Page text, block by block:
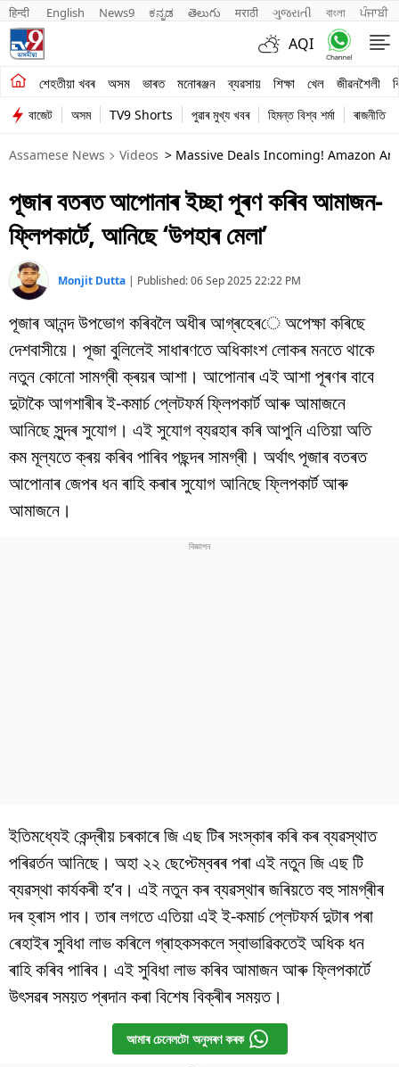
हिन्दी English News9 ಕನ್ನಡ తెలుగు मराठी ગુજરાતી বাংলা ਪੰਜਾਬੀ
AQI
শেহতীয়া খবৰ অসম ভাৰত মনোৰঞ্জন ব্যৱসায় শিক্ষা খেল জীৱনশৈলী
শেহতীয়া খবৰ
অসম
ভাৰত
মনোৰঞ্জন
ব্যৱসায়
শিক্ষা
খেল
বিশ্ব
প্ৰযুক্তি
Videos
বাজেট অসম TV9 Shorts পুৱাৰ মুখ্য খবৰ হিমন্ত বিশ্ব শৰ্মা ৰাজনীতি
Assamese News Videos > Massive Deals Incoming! Amazon
পূজাৰ বতৰত আপোনাৰ ইচ্ছা পূৰণ কৰিব আমাজন-
ফ্লিপকাৰ্টে, আনিছে ‘উপহাৰ মেলা’
Monjit Dutta | Published:06 Sep 2025 22:22 PM
পূজাৰ আনন্দ উপভোগ কৰিবলৈ অধীৰ আগ্ৰহেৰে অপেক্ষা কৰিছে
দেশবাসীয়ে। পূজা বুলিলেই সাধাৰণতে অধিকাংশ লোকৰ মনতে থাকে
নতুন কোনো সামগ্ৰী ক্ৰয়ৰ আশা। আপোনাৰ এই আশা পূৰণৰ বাবে
দুটাকৈ আগশাৰীৰ ই-কমাৰ্চ প্লেটফৰ্ম ফ্লিপকাৰ্ট আৰু আমাজনে
আনিছে সুন্দৰ সুযোগ। এই সুযোগ ব্যৱহাৰ কৰি আপুনি এতিয়া অতি
কম মূল্যতে ক্ৰয় কৰিব পাৰিব পছন্দৰ সামগ্ৰী। অৰ্থাৎ পূজাৰ বতৰত
আপোনাৰ জেপৰ ধন ৰাহি কৰাৰ সুযোগ আনিছে ফ্লিপকাৰ্ট আৰু
আমাজনে।
ইতিমধ্যেই কেন্দ্ৰীয় চৰকাৰে জি এছ টিৰ সংস্কাৰ কৰি কৰ ব্যৱস্থাত
পৰিৱৰ্তন আনিছে। অহা ২২ ছেপ্টেম্বৰৰ পৰা এই নতুন জি এছ টি
ব্যৱস্থা কাৰ্যকৰী হ’ব। এই নতুন কৰ ব্যৱস্থাৰ জৰিয়তে বহু সামগ্ৰীৰ
দৰ হ্ৰাস পাব। তাৰ লগতে এতিয়া এই ই-কমাৰ্চ প্লেটফৰ্ম দুটাৰ পৰা
ৰেহাইৰ সুবিধা লাভ কৰিলে গ্ৰাহকসকলে স্বাভাৱিকতেই অধিক ধন
ৰাহি কৰিব পাৰিব। এই সুবিধা লাভ কৰিব আমাজন আৰু ফ্লিপকাৰ্টে
উৎসৱৰ সময়ত প্ৰদান কৰা বিশেষ বিক্ৰীৰ সময়ত।
আমাৰ চেনেলটো অনুসৰণ কৰক